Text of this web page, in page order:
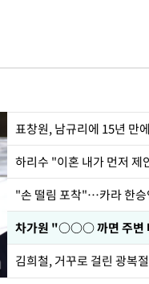
하리수 "이혼 내가 먼저
"손 떨림 포착"…카라 한승